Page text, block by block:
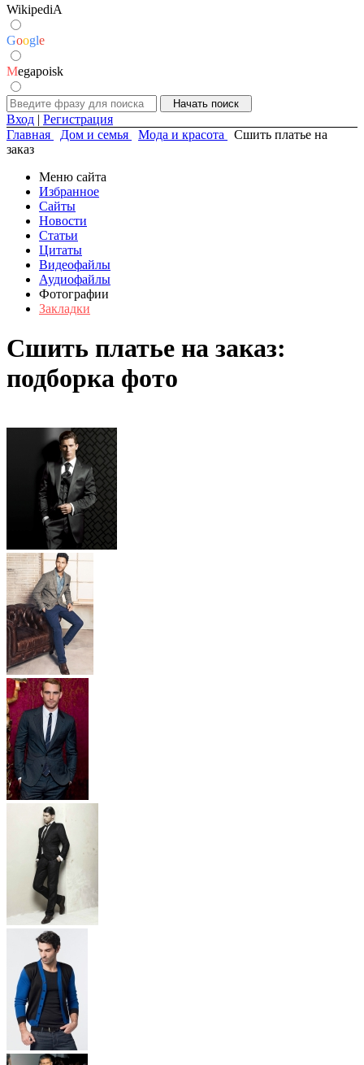
WikipediA
Google
Megapoisk
Вход | Регистрация
Главная
Дом и семья Мода и красота
Сшить платье на
заказ
Меню сайта
Избранное
Сайты
Новости
Статьи
Цитаты
Видеофайлы
Аудиофайлы
Фотографии
Закладки
Сшить платье на заказ:
подборка фото